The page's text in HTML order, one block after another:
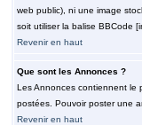
web public), ni une image
soit utiliser la balise BBCode
Revenir en haut
Que sont les Annonces ?
Les Annonces contiennent le
postées. Pouvoir poster une
Revenir en haut